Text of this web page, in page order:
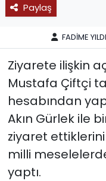
Paylaş
FADİME
Ziyarete ilişkin
Mustafa Çiftçi
hesabından
Akın Gürlek ile
ziyaret
milli
yaptı.